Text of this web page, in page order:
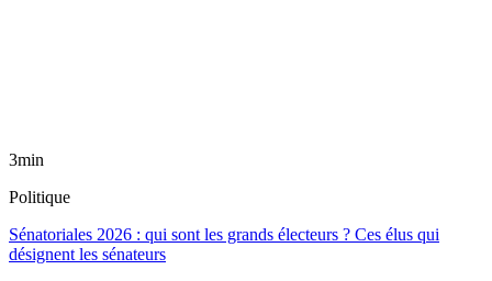
3min
Politique
Sénatoriales 2026 : qui sont les grands électeurs ? Ces élus qui
désignent les sénateurs